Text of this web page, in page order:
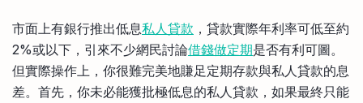
市面上有銀行推出低息私人貸款 ，貸款實際年利率可低至約
2%或以下，引來不少網民討論借錢做定期是否有利可圖。
但實際操作上，你很難完美地賺足定期存款與私人貸款的息
差。首先，你未必能獲批極低息的私人貸款，如果最終只能